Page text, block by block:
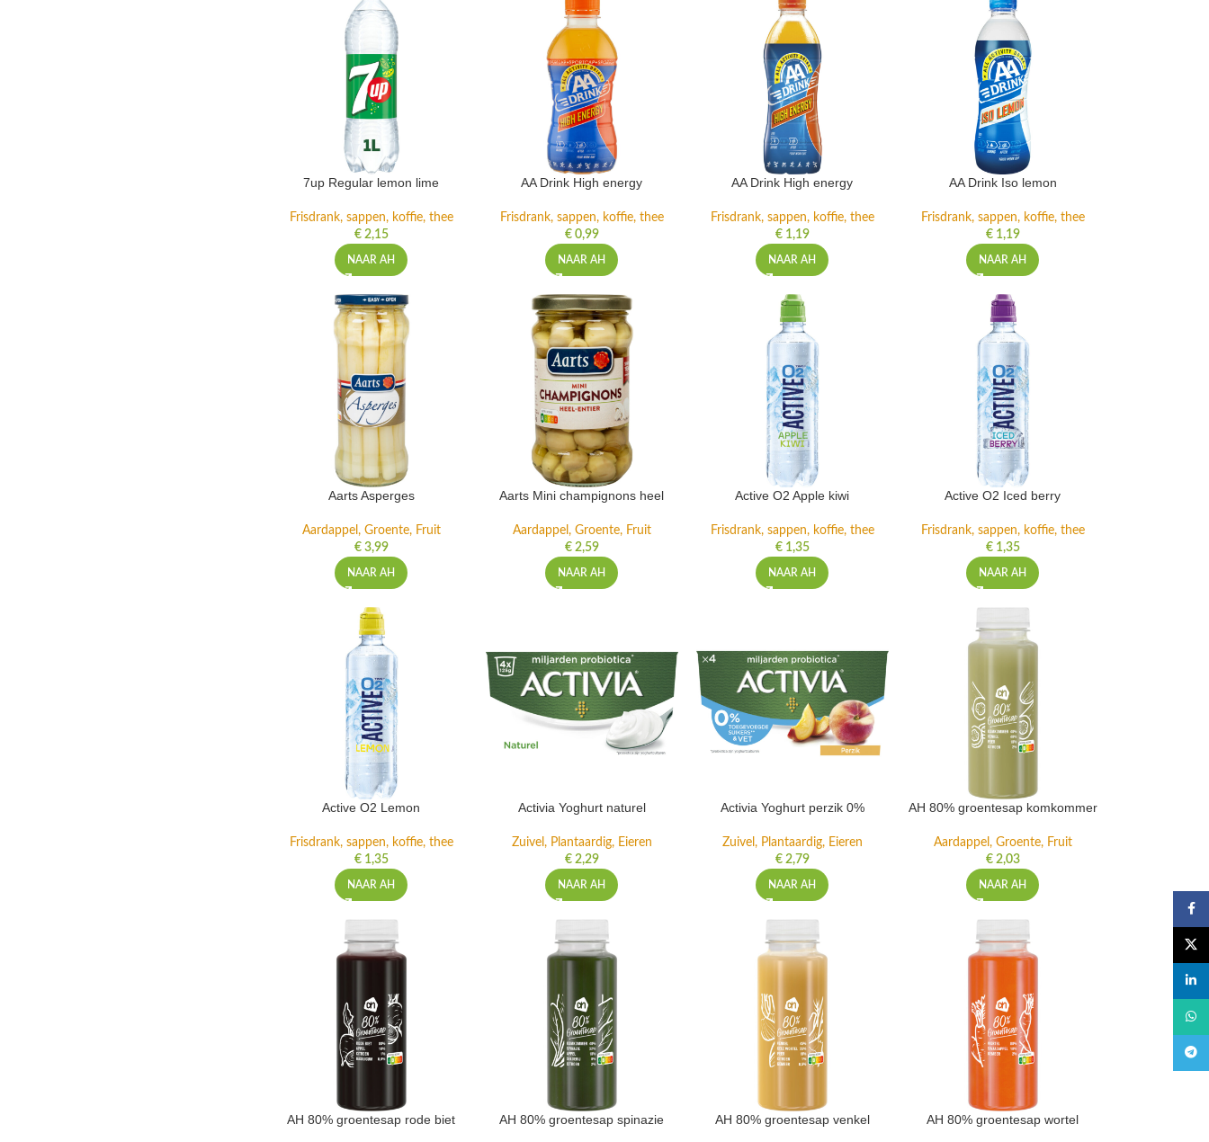
7up Regular lemon lime
Frisdrank, sappen, koffie, thee
€2,15
NAAR AH
AA Drink High energy
Frisdrank, sappen, koffie, thee
€0,99
NAAR AH
AA Drink High energy
Frisdrank, sappen, koffie, thee
€1,19
NAAR AH
AA Drink Iso lemon
Frisdrank, sappen, koffie, thee
€1,19
NAAR AH
Aarts Asperges
Aardappel, Groente, Fruit
€3,99
NAAR AH
Aarts Mini champignons heel
Aardappel, Groente, Fruit
€2,59
NAAR AH
Active O2 Apple kiwi
Frisdrank, sappen, koffie, thee
€1,35
NAAR AH
Active O2 Iced berry
Frisdrank, sappen, koffie, thee
€1,35
NAAR AH
Active O2 Lemon
Frisdrank, sappen, koffie, thee
€1,35
NAAR AH
Activia Yoghurt naturel
Zuivel, Plantaardig, Eieren
€2,29
NAAR AH
Activia Yoghurt perzik 0%
Zuivel, Plantaardig, Eieren
€2,79
NAAR AH
AH 80% groentesap komkommer
Aardappel, Groente, Fruit
€2,03
NAAR AH
AH 80% groentesap rode biet AH 80% groentesap spinazie AH 80% groentesap venkel AH 80% groentesap wortel